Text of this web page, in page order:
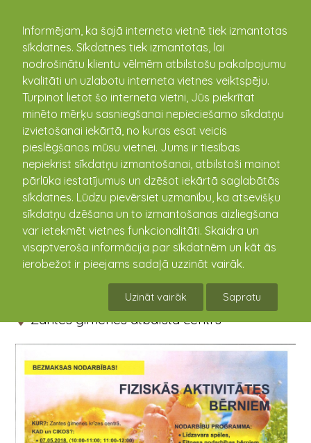
Informējam, ka šajā interneta vietnē tiek izmantotas
sīkdatnes. Sīkdatnes tiek izmantotas, lai
nodrošinātu klientu vēlmēm atbilstošu pakalpojumu
kvalitāti un uzlabotu interneta vietnes veiktspēju.
Turpinot lietot šo interneta vietni, Jūs piekrītat
minēto mērķu sasniegšanai nepieciešamo sīkdatņu
izvietošanai iekārtā, no kuras esat veicis
pieslēgšanos mūsu vietnei. Jums ir tiesības
nepiekrist sīkdatņu izmantošanai, atbilstoši mainot
pārlūka iestatījumus un dzēšot iekārtā saglabātās
sīkdatnes. Lūdzu pievērsiet uzmanību, ka atsevišķu
sīkdatņu dzēšana un to izmantošanas aizliegšana
var ietekmēt vietnes funkcionalitāti. Skaidra un
visaptveroša informācija par sīkdatnēm un kāt ās
ierobežot ir pieejams sadaļā uzzināt vairāk.
Uzināt vairāk Sapratu
kandava.lv
PASĀKUMU
KALENDĀRS
Fiziskās aktivitātes bērniem
14.05.2018 10:00 - 12:00
Zantes ģimenes atbalsta centrs